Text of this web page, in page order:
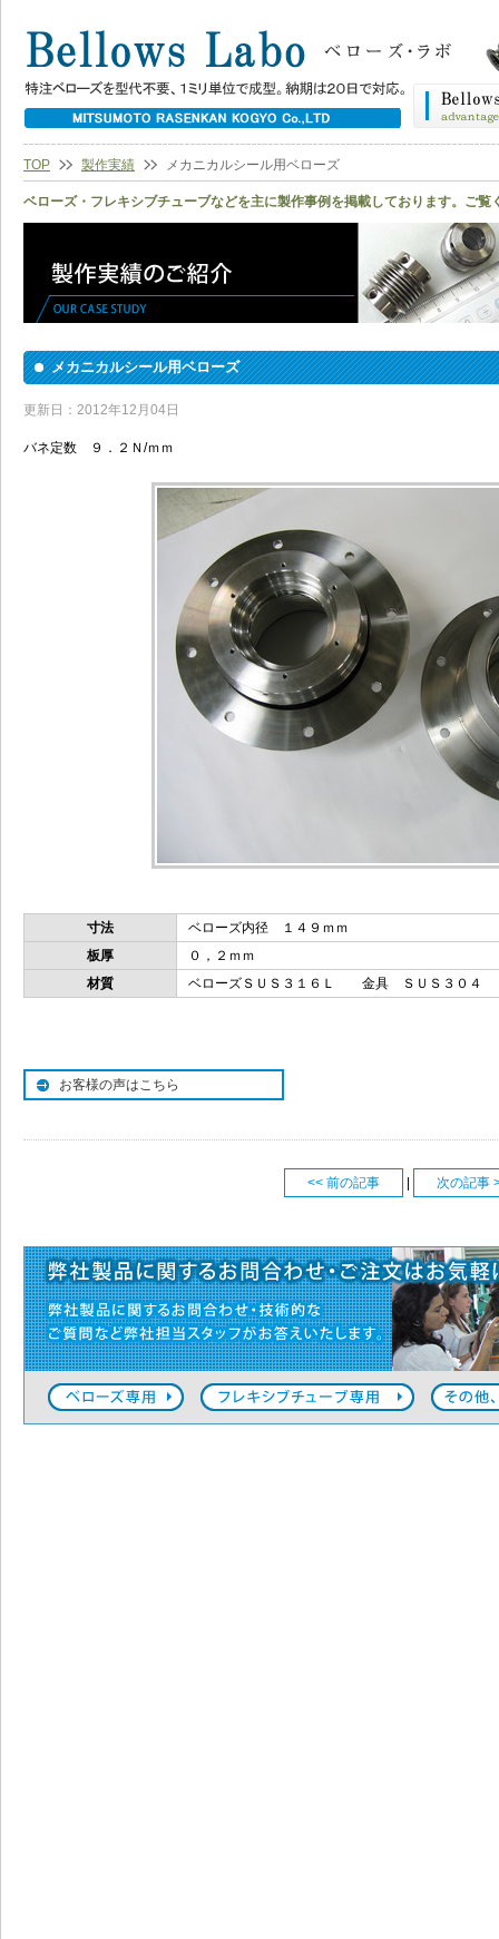
TOP 製作実績 メカニカルシール用ベローズ
ベローズ・フレキシブチューブなどを主に製作事例を掲載しております。ご覧
メカニカルシール用ベローズ
更新日：2012年12月04日
バネ定数 ９．２Ｎ/ｍｍ
寸法
ベローズ内径 １４９ｍｍ
板厚
０，２ｍｍ
材質
ベローズＳＵＳ３１６Ｌ 金具 ＳＵＳ３０４
お客様の声はこちら
<< 前の記事 次の記事